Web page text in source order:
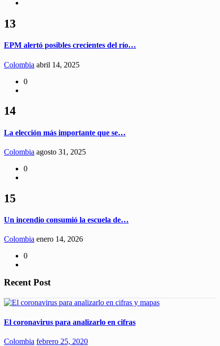
13
EPM alertó posibles crecientes del río…
Colombia abril 14, 2025
0
14
La elección más importante que se…
Colombia agosto 31, 2025
0
15
Un incendio consumió la escuela de…
Colombia enero 14, 2026
0
Recent Post
El coronavirus para analizarlo en cifras
Colombia febrero 25, 2020